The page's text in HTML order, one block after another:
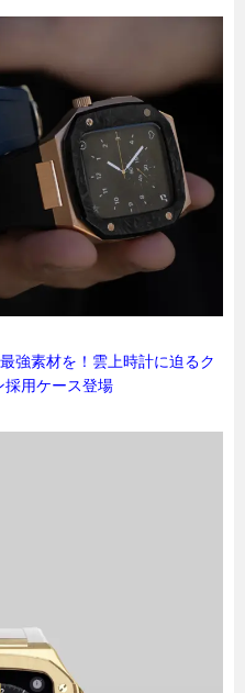
強素材を！雲上時計に迫るク
採用ケース登場